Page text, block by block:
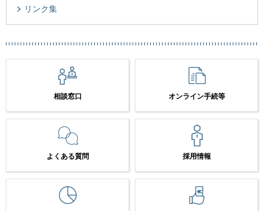
リンク集
相談窓口 オンライン手続等
よくある質問 採用情報